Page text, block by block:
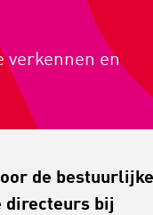
verkennen en
de bestuurlijke
directeurs bij